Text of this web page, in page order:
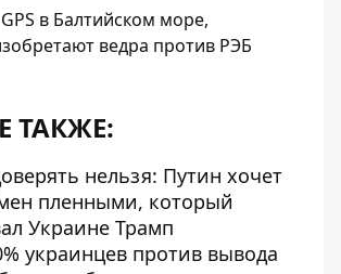
в Балтийском море,
ведра против РЭБ
ТАКЖЕ:
нельзя: Путин хочет
пленными, который
Украине Трамп
украинцев против вывода